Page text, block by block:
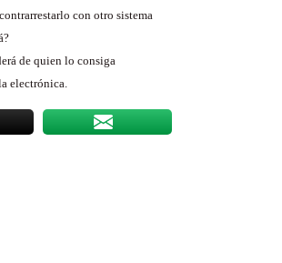
con otro sistema
de quien lo consiga
electrónica.